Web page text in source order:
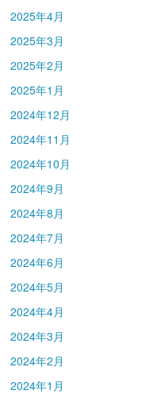
2025年4月
2025年3月
2025年2月
2025年1月
2024年12月
2024年11月
2024年10月
2024年9月
2024年8月
2024年7月
2024年6月
2024年5月
2024年4月
2024年3月
2024年2月
2024年1月